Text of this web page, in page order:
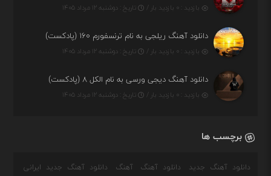
بازدید : ۰ بازدید بار / تاریخ : دوشنبه ۱۲ مرداد ۱۴۰۵
دانلود آهنگ ریلجی به نام ترنسفورم ۱۶۰ (پادکست)
بازدید : ۰ بازدید بار / تاریخ : دوشنبه ۱۲ مرداد ۱۴۰۵
دانلود آهنگ دیجی ورسی به نام الکل ۸ (پادکست)
بازدید : ۰ بازدید بار / تاریخ : دوشنبه ۱۲ مرداد ۱۴۰۵
برچسب ها
دانلود آهنگ جدید دانلود آهنگ آهنگ دانلود آهنگ جدید ایرانی